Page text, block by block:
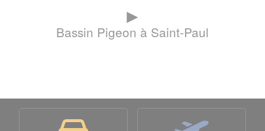
►
Bassin Pigeon à Saint-Paul